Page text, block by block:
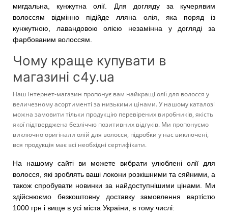
мигдальна, кунжутна олії. Для догляду за кучерявим
волоссям відмінно підійде лляна олія, яка поряд із
кунжутною, лавандовою олією незамінна у догляді за
фарбованим волоссям.
Чому краще купувати в
магазині c4y.ua
Наш інтернет-магазин пропонує вам найкращі олії для волосся у
величезному асортименті за низькими цінами. У нашому каталозі
можна замовити тільки продукцію перевірених виробників, якість
якої підтверджена безліччю позитивних відгуків. Ми пропонуємо
виключно оригінали олій для волосся, підробки у нас виключені,
вся продукція має всі необхідні сертифікати.
На нашому сайті ви можете вибрати улюблені олії для
волосся, які зроблять ваші локони розкішними та сяйними, а
також спробувати новинки за найдоступнішими цінами. Ми
здійснюємо безкоштовну доставку замовлення вартістю
1000 грн і вище в усі міста України, в тому числі: